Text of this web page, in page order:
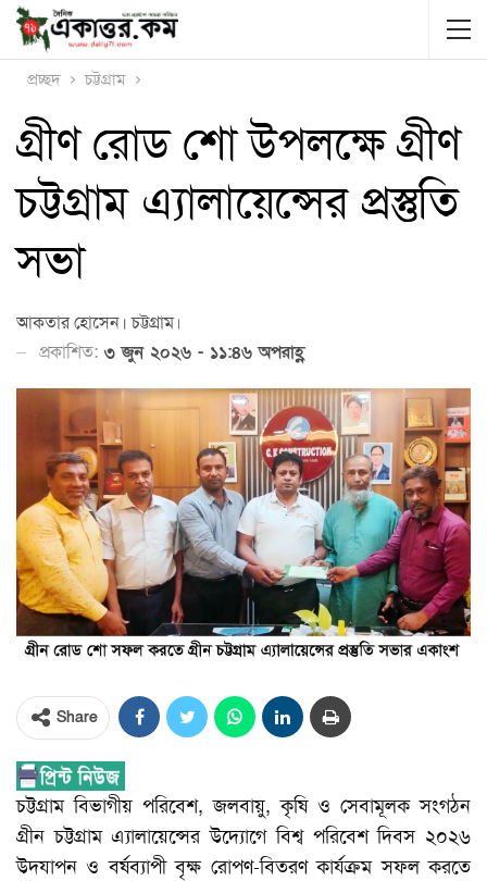
প্রচ্ছদ চট্টগ্রাম
গ্রীণ রোড শো উপলক্ষে গ্রীণ
চট্টগ্রাম এ্যালায়েন্সের প্রস্তুতি
সভা
আকতার হোসেন। চট্টগ্রাম।
প্রকাশিত: ৩ জুন ২০২৬ - ১১:৪৬ অপরাহ্ণ
Share
চট্টগ্রাম বিভাগীয় পরিবেশ, জলবায়ু, কৃষি ও সেবামূলক সংগঠন
গ্রীন চট্টগ্রাম এ্যালায়েন্সের উদ্যোগে বিশ্ব পরিবেশ দিবস ২০২৬
উদযাপন ও বর্ষব্যাপী বৃক্ষ রোপণ-বিতরণ কার্যক্রম সফল করতে